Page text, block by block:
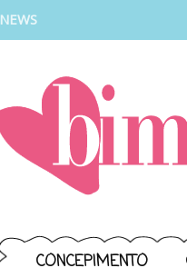
NEWS
CONCEPIMENTO